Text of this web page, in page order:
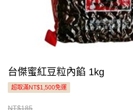
台傑蜜紅豆粒內餡 1kg
超取滿NT$1,500免運
NT$185